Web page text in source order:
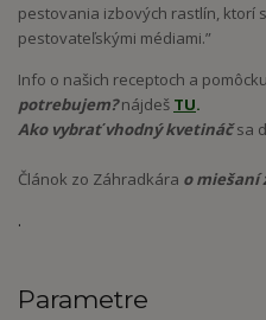
pestovania izbových rastlín, ktorí
pestovateľskými médiami.”
Info o našich receptoch a
potrebujem?nájdeš TU.
Ako vybrať vhodný kvetináčsa
Článok zo Záhradkára o miešaní
.
Parametre